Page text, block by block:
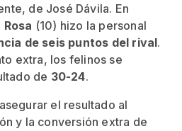
de José Dávila. En
(10) hizo la personal
de seis puntos del rival.
extra, los felinos se
de 30-24.
el resultado al
y la conversión extra de